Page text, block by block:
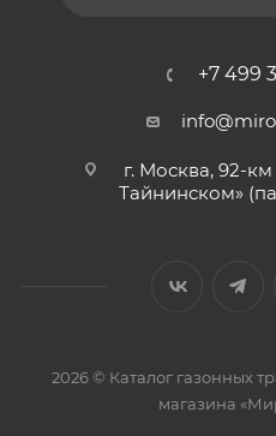
+7 499
г. Москва, 92-
Тайнинском»
2026 © Каталог газонных
магазина